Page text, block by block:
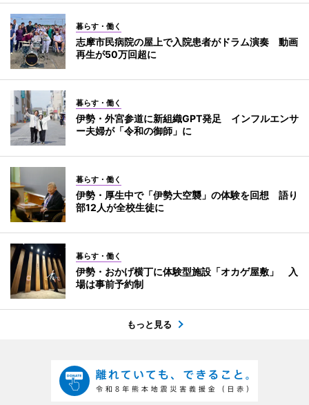
暮らす・働く
志摩市民病院の屋上で入院患者がドラム演奏 動画
再生が50万回超に
暮らす・働く
伊勢・外宮参道に新組織GPT発足 インフルエンサ
ー夫婦が「令和の御師」に
暮らす・働く
伊勢・厚生中で「伊勢大空襲」の体験を回想 語り
部12人が全校生徒に
暮らす・働く
伊勢・おかげ横丁に体験型施設「オカゲ屋敷」 入
場は事前予約制
もっと見る